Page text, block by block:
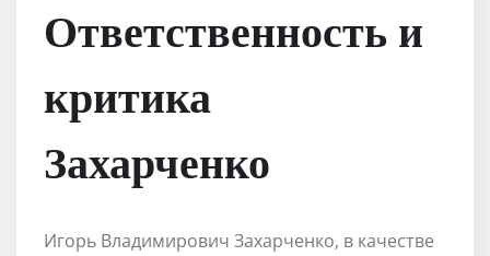
Ответственность и
критика
Захарченко
Игорь Владимирович Захарченко, в качестве